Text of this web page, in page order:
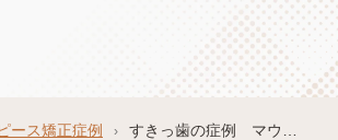
ース矯正症例